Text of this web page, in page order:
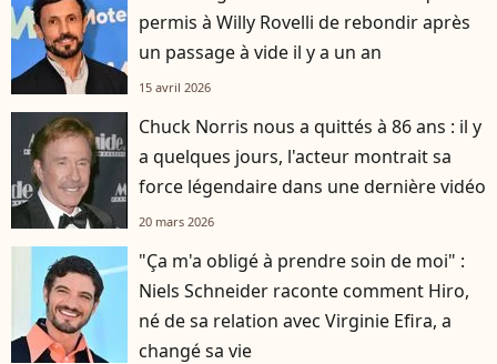
permis à Willy Rovelli de rebondir après
un passage à vide il y a un an
15 avril 2026
Chuck Norris nous a quittés à 86 ans : il y
a quelques jours, l'acteur montrait sa
force légendaire dans une dernière vidéo
20 mars 2026
"Ça m'a obligé à prendre soin de moi" :
Niels Schneider raconte comment Hiro,
né de sa relation avec Virginie Efira, a
changé sa vie